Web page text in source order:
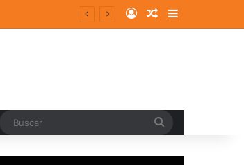
Log InRandom Article
Sidebar